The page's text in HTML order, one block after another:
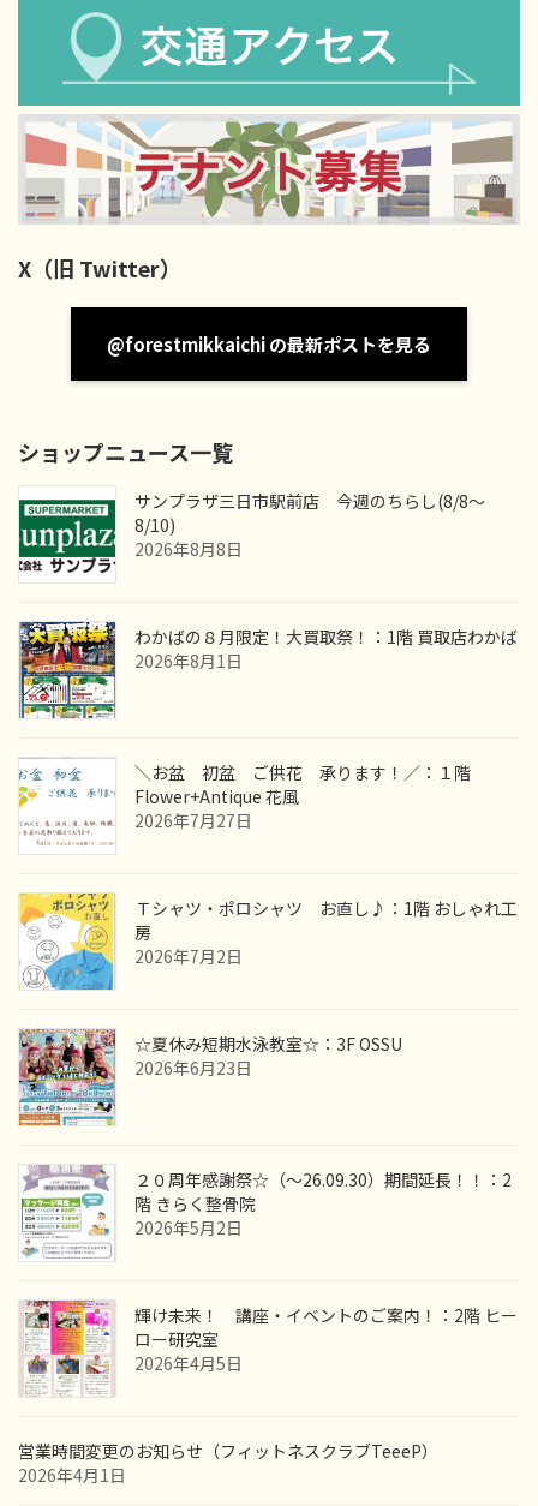
X（旧 Twitter）
@forestmikkaichi の最新ポストを見る
ショップニュース一覧
サンプラザ三日市駅前店 今週のちらし(8/8～
8/10)
2026年8月8日
わかばの８月限定！大買取祭！：1階 買取店わかば
2026年8月1日
＼お盆 初盆 ご供花 承ります！／：１階
Flower+Antique 花風
2026年7月27日
Ｔシャツ・ポロシャツ お直し♪：1階 おしゃれ工
房
2026年7月2日
☆夏休み短期水泳教室☆：3F OSSU
2026年6月23日
２０周年感謝祭☆（～26.09.30）期間延長！！：2
階 きらく整骨院
2026年5月2日
輝け未来！ 講座・イベントのご案内！：2階 ヒー
ロー研究室
2026年4月5日
営業時間変更のお知らせ（フィットネスクラブTeeeP）
2026年4月1日